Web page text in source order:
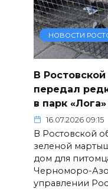
НОВОСТИ
В
передал
в парк «Лога»
16.07.2026 09:15
В Ростовской
зеленой
дом для
Черноморо-
управлении